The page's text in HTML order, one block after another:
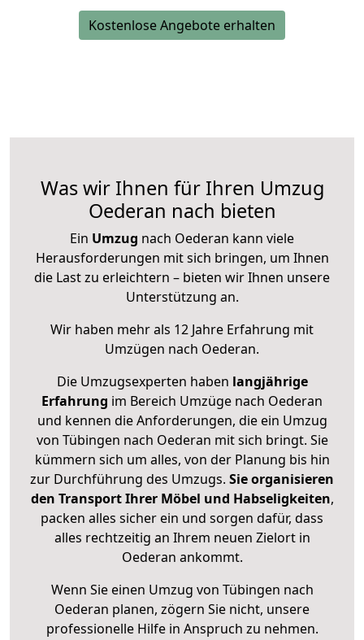
Kostenlose Angebote erhalten
Was wir Ihnen für Ihren Umzug
Oederan nach bieten
Ein Umzug nach Oederan kann viele
Herausforderungen mit sich bringen, um Ihnen
die Last zu erleichtern – bieten wir Ihnen unsere
Unterstützung an.
Wir haben mehr als 12 Jahre Erfahrung mit
Umzügen nach Oederan.
Die Umzugsexperten haben langjährige
Erfahrung im Bereich Umzüge nach Oederan
und kennen die Anforderungen, die ein Umzug
von Tübingen nach Oederan mit sich bringt. Sie
kümmern sich um alles, von der Planung bis hin
zur Durchführung des Umzugs. Sie organisieren
den Transport Ihrer Möbel und Habseligkeiten,
packen alles sicher ein und sorgen dafür, dass
alles rechtzeitig an Ihrem neuen Zielort in
Oederan ankommt.
Wenn Sie einen Umzug von Tübingen nach
Oederan planen, zögern Sie nicht, unsere
professionelle Hilfe in Anspruch zu nehmen.